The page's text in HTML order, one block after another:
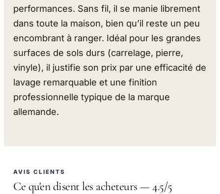
performances. Sans fil, il se manie librement
dans toute la maison, bien qu’il reste un peu
encombrant à ranger. Idéal pour les grandes
surfaces de sols durs (carrelage, pierre,
vinyle), il justifie son prix par une efficacité de
lavage remarquable et une finition
professionnelle typique de la marque
allemande.
AVIS CLIENTS
Ce qu'en disent les acheteurs — 4.5/5